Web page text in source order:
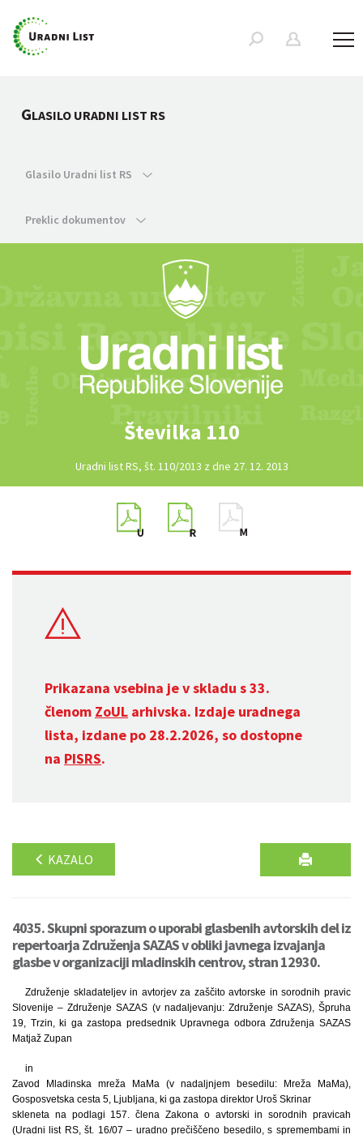
GLASILO URADNI LIST RS
Glasilo Uradni list RS
Preklic dokumentov
Številka 110
Uradni list RS, št. 110/2013 z dne 27. 12. 2013
Prikazana vsebina je v skladu s 33.
členom ZoUL arhivska. Izdaje uradnega
lista, izdane po 28.2.2026, so dostopne
na PISRS.
KAZALO
4035. Skupni sporazum o uporabi glasbenih avtorskih del iz
repertoarja Združenja SAZAS v obliki javnega izvajanja
glasbe v organizaciji mladinskih centrov, stran 12930.
Združenje skladateljev in avtorjev za zaščito avtorske in sorodnih pravic
Slovenije – Združenje SAZAS (v nadaljevanju: Združenje SAZAS), Špruha
19, Trzin, ki ga zastopa predsednik Upravnega odbora Združenja SAZAS
Matjaž Zupan
in
Zavod Mladinska mreža MaMa (v nadaljnjem besedilu: Mreža MaMa),
Gosposvetska cesta 5, Ljubljana, ki ga zastopa direktor Uroš Skrinar
skleneta na podlagi 157. člena Zakona o avtorski in sorodnih pravicah
(Uradni list RS, št. 16/07 – uradno prečiščeno besedilo, s spremembami in